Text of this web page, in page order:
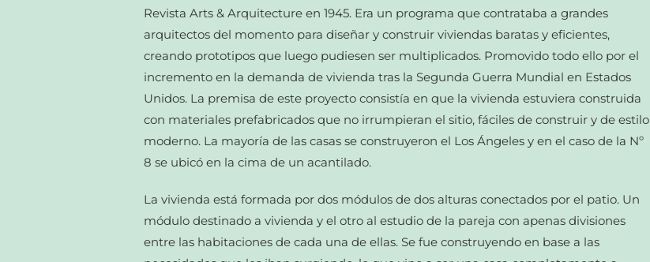
Revista Arts & Arquitecture en 1945. Era un programa que contrataba a grandes
arquitectos del momento para diseñar y construir viviendas baratas y eficientes,
creando prototipos que luego pudiesen ser multiplicados. Promovido todo ello por el
incremento en la demanda de vivienda tras la Segunda Guerra Mundial en Estados
Unidos. La premisa de este proyecto consistía en que la vivienda estuviera construida
con materiales prefabricados que no irrumpieran el sitio, fáciles de construir y de estilo
moderno. La mayoría de las casas se construyeron el Los Ángeles y en el caso de la Nº
8 se ubicó en la cima de un acantilado.
La vivienda está formada por dos módulos de dos alturas conectados por el patio. Un
módulo destinado a vivienda y el otro al estudio de la pareja con apenas divisiones
entre las habitaciones de cada una de ellas. Se fue construyendo en base a las